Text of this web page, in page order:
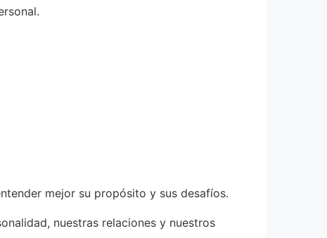
mejor su propósito y sus desafíos.
nuestras relaciones y nuestros